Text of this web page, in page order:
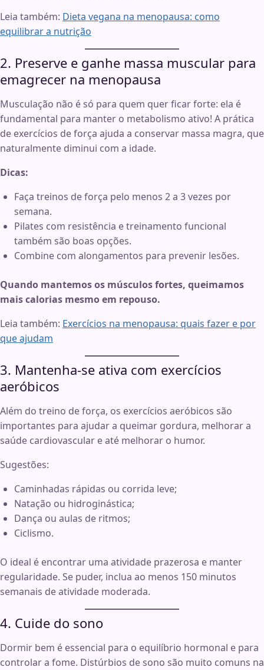
Leia também: Dieta vegana na menopausa: como
equilibrar a nutrição
2. Preserve e ganhe massa muscular para
emagrecer na menopausa
Musculação não é só para quem quer ficar forte: ela é
fundamental para manter o metabolismo ativo! A prática
de exercícios de força ajuda a conservar massa magra, que
naturalmente diminui com a idade.
Dicas:
Faça treinos de força pelo menos 2 a 3 vezes por
semana.
Pilates com resistência e treinamento funcional
também são boas opções.
Combine com alongamentos para prevenir lesões.
Quando mantemos os músculos fortes, queimamos
mais calorias mesmo em repouso.
Leia também: Exercícios na menopausa: quais fazer e por
que ajudam
3. Mantenha-se ativa com exercícios
aeróbicos
Além do treino de força, os exercícios aeróbicos são
importantes para ajudar a queimar gordura, melhorar a
saúde cardiovascular e até melhorar o humor.
Sugestões:
Caminhadas rápidas ou corrida leve;
Natação ou hidroginástica;
Dança ou aulas de ritmos;
Ciclismo.
O ideal é encontrar uma atividade prazerosa e manter
regularidade. Se puder, inclua ao menos 150 minutos
semanais de atividade moderada.
4. Cuide do sono
Dormir bem é essencial para o equilíbrio hormonal e para
controlar a fome. Distúrbios de sono são muito comuns na